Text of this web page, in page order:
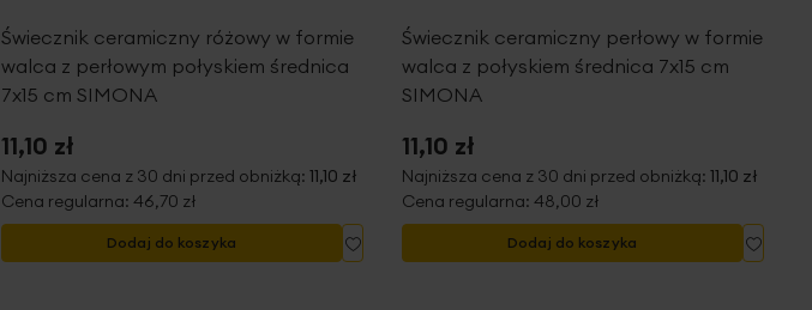
Świecznik ceramiczny różowy w formie
walca z perłowym połyskiem średnica
7x15 cm SIMONA
11,10 zł
Najniższa cena z 30 dni przed obniżką:11,10 zł
Cena regularna: 46,70 zł
Dodaj do koszyka
do
Świecznik ceramiczny perłowy w formie
walca z połyskiem średnica 7x15 cm
SIMONA
11,10 zł
Najniższa cena z 30 dni przed obniżką: 11,10 zł
Cena regularna: 48,00 zł
Dodaj do koszyka
Dodaj
do